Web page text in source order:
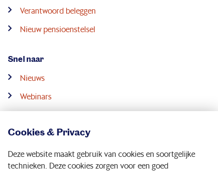
Cookies & Privacy
Deze website maakt gebruik van cookies en soortgelijke
technieken. Deze cookies zorgen voor een goed
Verantwoord beleggen
Nieuw pensioenstelsel
Snel naar
Nieuws
Webinars
Downloads
Service & contact